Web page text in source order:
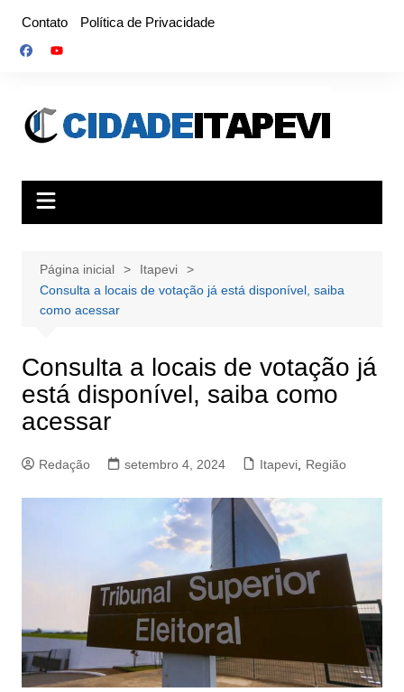
Contato Política de Privacidade
Página inicial
Itapevi
Consulta a locais de votação já está disponível, saiba
como acessar
Consulta a locais de votação já
está disponível, saiba como
acessar
Redação setembro 4, 2024 Itapevi, Região